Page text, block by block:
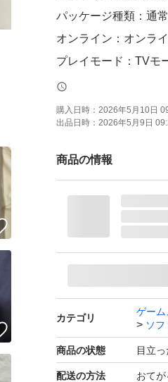
パッケージ種類：通
オンライン：オンラ
プレイモード：TVモ
応
amiibo対応：amiibo
携帯モードプレイ人数
購入日時： 2026年5月10日
出品日時： 2026年5月9日
商品の情報
カテゴリ
ゲーム
ソフ
商品の状態 目立
配送の方法 おてが